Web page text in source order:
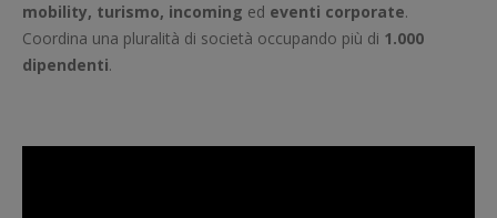
mobility, turismo, incoming ed eventi corporate.
Coordina una pluralità di società occupando più di 1.000
dipendenti.